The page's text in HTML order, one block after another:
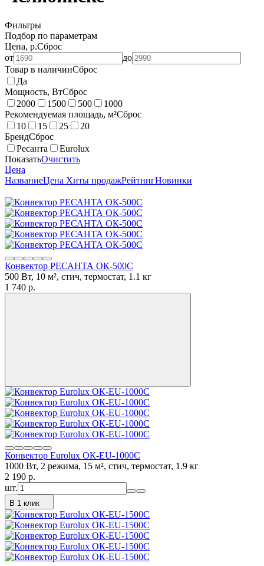
Фильтры
Подбор по параметрам
Цена, р.Сброс
от
до
Товар в наличииСброс
Да
Мощность, ВтСброс
2000
1500 500
1000
Рекомендуемая площадь, м²Сброс
10
15 25
20
БрендСброс
Ресанта
Eurolux
ПоказатьОчистить
Цена
НазваниеЦена Хиты продажРейтингНовинки
Конвектор РЕСАНТА ОК-500С
500 Вт, 10 м², стич, термостат, 1.1 кг
1 740 p.
Конвектор Eurolux ОК-EU-1000C
1000 Вт, 2 режима, 15 м², стич, термостат, 1.9 кг
2 190 p.
шт.
В 1 клик